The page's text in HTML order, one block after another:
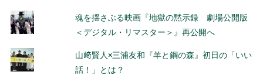
魂を揺さぶる映画『地獄の黙示録 劇場公開版
＜デジタル・リマスター＞』再公開へ
山﨑賢人×三浦友和『羊と鋼の森』初日の「いい
話！」とは？